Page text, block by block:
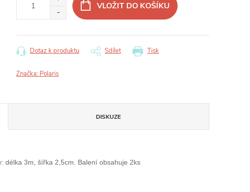
VLOŽIT DO KOŠÍKU
Tisk
Dotaz k produktu Sdílet
Značka: Polaris
DISKUZE
délka 3m, šířka 2,5cm. Balení obsahuje 2ks